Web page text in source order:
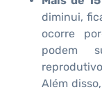
diminui,
ocorre
podem
Além